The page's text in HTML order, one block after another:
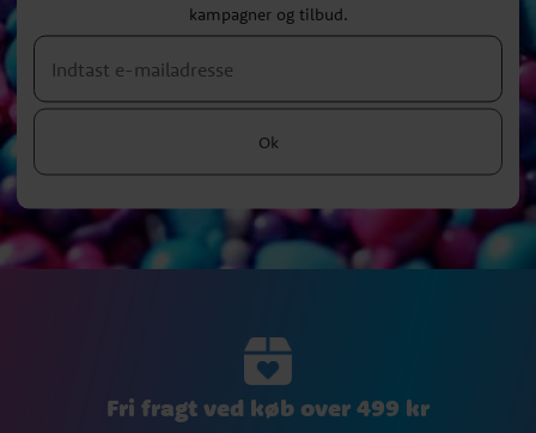
kampagner og tilbud.
Ok
Fri fragt ved køb over 499 kr